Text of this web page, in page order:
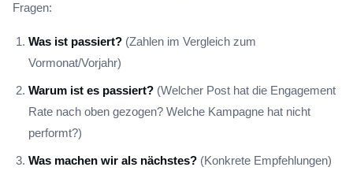
Fragen:
Was ist passiert? (Zahlen im Vergleich zum
Vormonat/Vorjahr)
Warum ist es passiert? (Welcher Post hat die Engagement
Rate nach oben gezogen? Welche Kampagne hat nicht
performt?)
Was machen wir als nächstes? (Konkrete Empfehlungen)